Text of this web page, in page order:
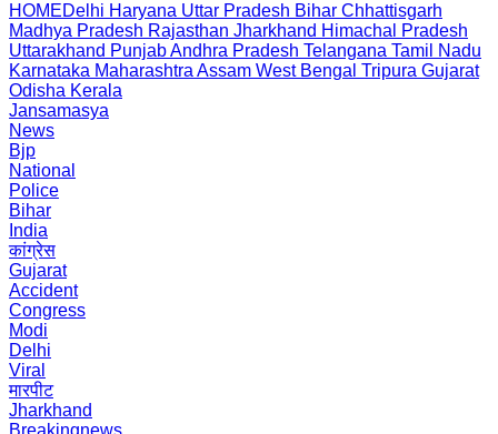
HOMEDelhi Haryana Uttar Pradesh Bihar Chhattisgarh
Madhya Pradesh Rajasthan Jharkhand Himachal Pradesh
Uttarakhand PunjabAndhra Pradesh Telangana Tamil Nadu
Karnataka Maharashtra Assam West Bengal Tripura Gujarat
Odisha Kerala
Jansamasya
News
Bjp
National
Police
Bihar
India
कांग्रेस
Gujarat
Accident
Congress
Modi
Delhi
Viral
मारपीट
Jharkhand
Breakingnews